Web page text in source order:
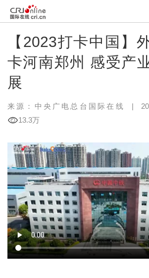
【2023打卡中国】
卡河南郑州 感受产
展
来源：中央广电总台国际在线 |
13.3万